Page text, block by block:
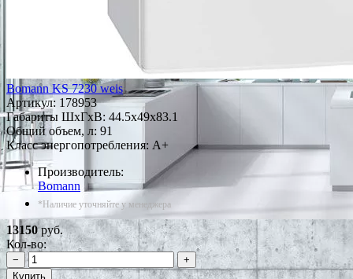
Bomann KS 7230 weis
Артикул: 178953
Габариты ШxГxВ: 44.5x49x83.1
Общий объем, л: 91
Класс энергопотребления: A+
Производитель:
Bomann
*Наличие уточняйте у менеджера
13150руб.
Кол-во:
−
+
Купить